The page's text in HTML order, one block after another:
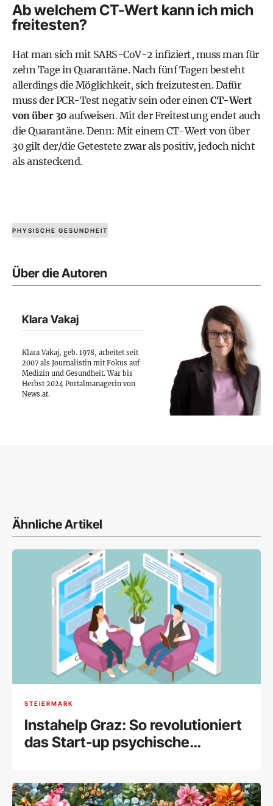
Ab welchem CT-Wert kann ich mich
freitesten?
Hat man sich mit SARS-CoV-2 infiziert, muss man für
zehn Tage in Quarantäne. Nach fünf Tagen besteht
allerdings die Möglichkeit, sich freizutesten. Dafür
muss der PCR-Test negativ sein oder einen CT-Wert
von über 30 aufweisen. Mit der Freitestung endet auch
die Quarantäne. Denn: Mit einem CT-Wert von über
30 gilt der/die Getestete zwar als positiv, jedoch nicht
als ansteckend.
PHYSISCHE GESUNDHEIT
Über die Autoren
Klara Vakaj
Klara Vakaj, geb. 1978, arbeitet seit
2007 als Journalistin mit Fokus auf
Medizin und Gesundheit. War bis
Herbst 2024 Portalmanagerin von
News.at.
Ähnliche Artikel
STEIERMARK
Instahelp Graz: So revolutioniert
das Start-up psychische